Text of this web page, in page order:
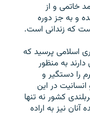
خاتمی و از
که از ۲۳ خرداد سال ۸۸ بازداشت شده و به جز دوره
که زندانی است.
اسلامی پرسيد که
به منظور
را دستگير و
در اين
کشور نه تنها
نيز به اراده